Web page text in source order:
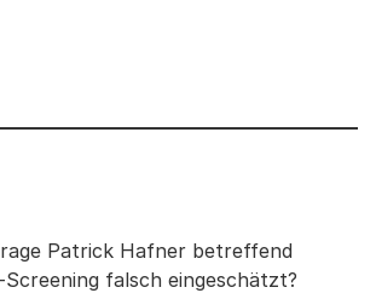
Ausgewählten Geschäft
Patrick Hafner betreffend
falsch eingeschätzt?